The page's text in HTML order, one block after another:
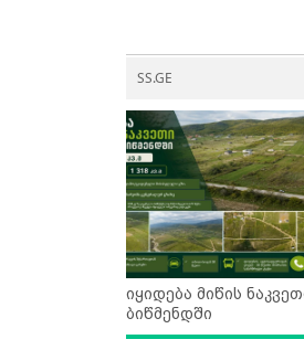
SS.GE
იყიდება მიწის
ბიწმენდში